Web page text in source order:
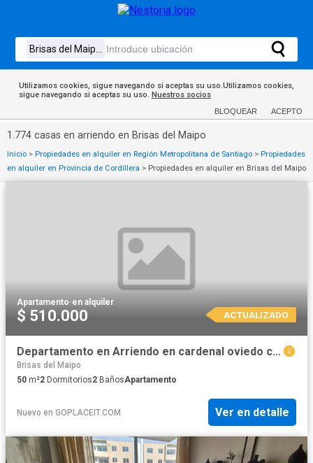
Utilizamos cookies, sigue navegando si aceptas su uso.Utilizamos cookies,
sigue navegando si aceptas su uso. Nuestros socios
BLOQUEAR ACEPTO
1.774 casas en arriendo en Brisas del Maipo
Inicio > Propiedades en alquiler en Región Metropolitana de Santiago > Propiedades
en alquiler en Provincia de Cordillera > Propiedades en alquiler en Brisas del Maipo
Apartamento·en alquiler
$ 510.000 ACTUALIZADO
Departamento en Arriendo en cardenal oviedo con av troncal las torres
Brisas del Maipo
50 m²2 Dormitorios2 BañosApartamento
Nuevo en GOPLACEIT.COM Ver en detalle